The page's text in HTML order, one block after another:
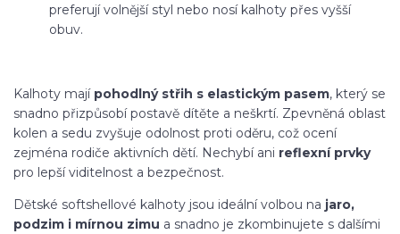
preferují volnější styl nebo nosí kalhoty přes vyšší
obuv.
Kalhoty mají pohodlný střih s elastickým pasem, který se
snadno přizpůsobí postavě dítěte a neškrtí. Zpevněná oblast
kolen a sedu zvyšuje odolnost proti oděru, což ocení
zejména rodiče aktivních dětí. Nechybí ani reflexní prvky
pro lepší viditelnost a bezpečnost.
Dětské softshellové kalhoty jsou ideální volbou na jaro,
podzim i mírnou zimu a snadno je zkombinujete s dalšími